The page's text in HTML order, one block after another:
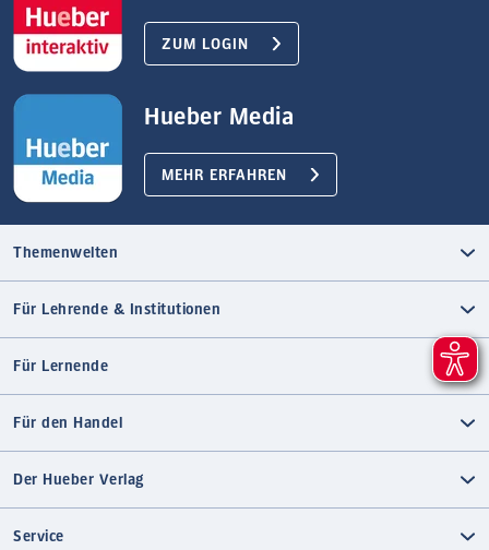
ZUM LOGIN
Hueber Media
MEHR ERFAHREN
Themenwelten
Für Lehrende & Institutionen
Für Lernende
Für den Handel
Der Hueber Verlag
Service